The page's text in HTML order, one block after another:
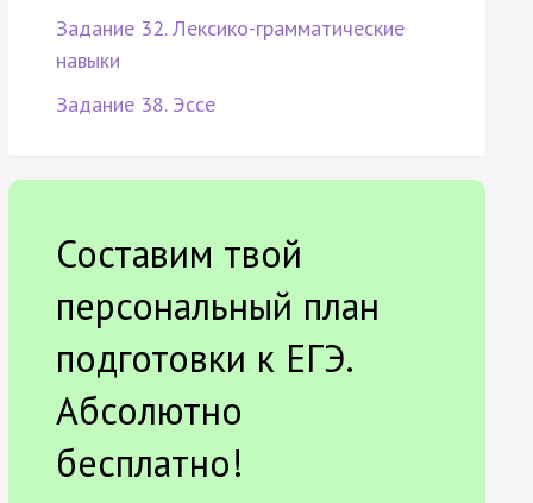
Задание 32. Лексико-грамматические
навыки
Задание 38. Эссе
Составим твой
персональный план
подготовки к ЕГЭ.
Абсолютно
бесплатно!